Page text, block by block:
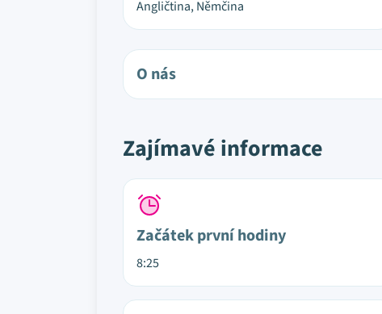
Angličtina, Němčina
O nás
Zajímavé informace
Začátek první hodiny
8:25